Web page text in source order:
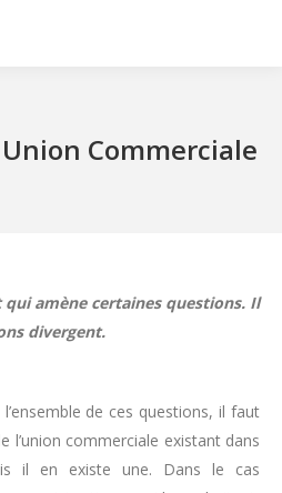
Commerciale
amène certaines questions. Il
divergent.
de ces questions, il faut
l’union commerciale existant dans
il en existe une. Dans le cas